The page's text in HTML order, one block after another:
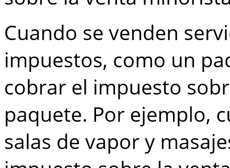
Cuando se venden
impuestos, como un
cobrar el impuesto
paquete. Por ejemplo,
salas de vapor y